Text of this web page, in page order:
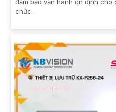
đảm bảo vận hành ổn định cho
chức.